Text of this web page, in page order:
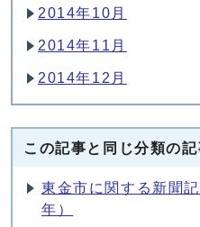
2014年10月
2014年11月
2014年12月
この記事と同じ分類の記
東金市に関する新聞
年）